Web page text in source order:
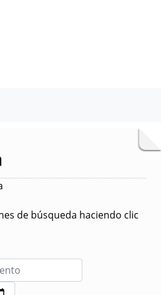
de búsqueda haciendo clic